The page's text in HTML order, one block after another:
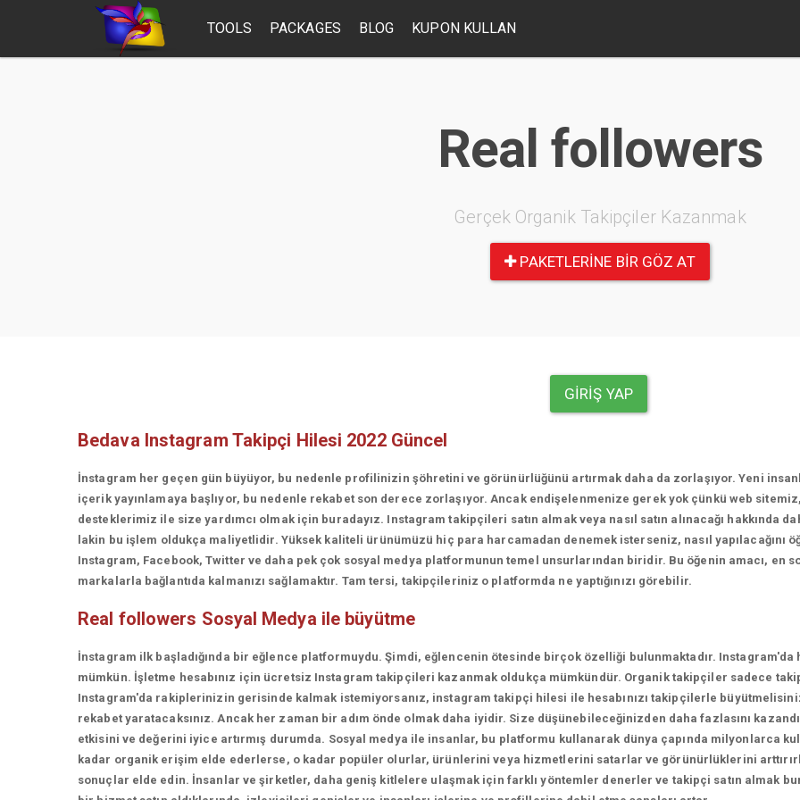
TOOLS PACKAGES BLOG KUPON KULLAN
Real followers
Gerçek Organik Takipçiler Kazanmak
PAKETLERINE BIR GÖZ AT
GIRIŞ YAP
Bedava Instagram Takipçi Hilesi 2022 Güncel
İnstagram her geçen gün büyüyor, bu nedenle profilinizin şöhretini ve görünürlüğünü artırmak daha da zorlaşıyor. Yeni
içerik yayınlamaya başlıyor, bu nedenle rekabet son derece zorlaşıyor. Ancak endişelenmenize gerek yok çünkü web
desteklerimiz ile size yardımcı olmak için buradayız. Instagram takipçileri satın almak veya nasıl satın alınacağı hakkında
lakin bu işlem oldukça maliyetlidir. Yüksek kaliteli ürünümüzü hiç para harcamadan denemek isterseniz, nasıl yapılacağını
Instagram, Facebook, Twitter ve daha pek çok sosyal medya platformunun temel unsurlarından biridir. Bu öğenin amacı,
markalarla bağlantıda kalmanızı sağlamaktır. Tam tersi, takipçileriniz o platformda ne yaptığınızı görebilir.
Real followers Sosyal Medya ile büyütme
İnstagram ilk başladığında bir eğlence platformuydu. Şimdi, eğlencenin ötesinde birçok özelliği bulunmaktadır. Instagram'da
mümkün. İşletme hesabınız için ücretsiz Instagram takipçileri kazanmak oldukça mümkündür. Organik takipçiler sadece
Instagram'da rakiplerinizin gerisinde kalmak istemiyorsanız, instagram takipçi hilesi ile hesabınızı takipçilerle
rekabet yaratacaksınız. Ancak her zaman bir adım önde olmak daha iyidir. Size düşünebileceğinizden daha fazlasını
etkisini ve değerini iyice artırmış durumda. Sosyal medya ile insanlar, bu platformu kullanarak dünya çapında milyonlarca
kadar organik erişim elde ederlerse, o kadar popüler olurlar, ürünlerini veya hizmetlerini satarlar ve görünürlüklerini
sonuçlar elde edin. İnsanlar ve şirketler, daha geniş kitlelere ulaşmak için farklı yöntemler denerler ve takipçi satın almak